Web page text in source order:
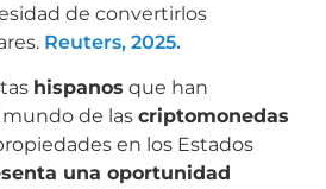
de convertirlos
Reuters, 2025.
hispanos que han
de las criptomonedas
en los Estados
una oportunidad